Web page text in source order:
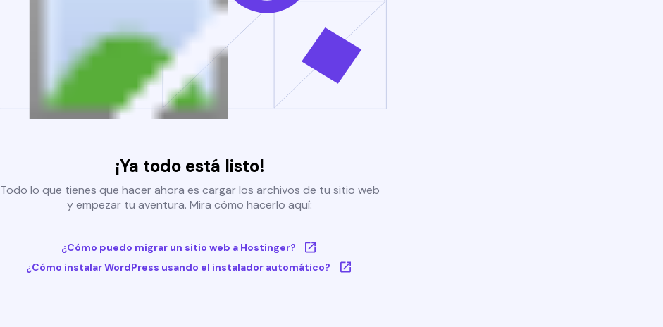
¡Ya todo está listo!
Todo lo que tienes que hacer ahora es cargar los archivos de tu sitio web
y empezar tu aventura. Mira cómo hacerlo aquí:
¿Cómo puedo migrar un sitio web a Hostinger?
¿Cómo instalar WordPress usando el instalador automático?